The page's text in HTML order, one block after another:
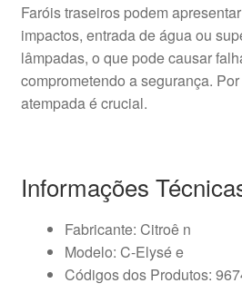
Faróis traseiros podem
impactos, entrada de água ou
lâmpadas, o que pode causar
comprometendo a segurança.
atempada é crucial.
Informações
Fabricante: Citroê n
Modelo: C-Elysé e
Códigos dos Produtos: